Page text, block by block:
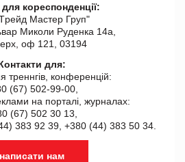
кореспонденції:
Мастер Груп"
Миколи Руденка 14а,
оф 121, 03194
для:
треннгів, конференцій:
(67) 502-99-00,
на порталі, журналах:
(67) 502 30 13,
383 92 39, +380 (44) 383 50 34.
написати нам